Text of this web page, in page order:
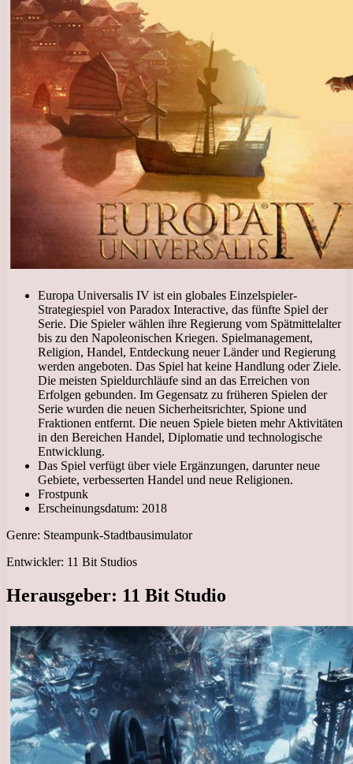
Europa Universalis IV ist ein globales Einzelspieler-
Strategiespiel von Paradox Interactive, das fünfte Spiel der
Serie. Die Spieler wählen ihre Regierung vom Spätmittelalter
bis zu den Napoleonischen Kriegen. Spielmanagement,
Religion, Handel, Entdeckung neuer Länder und Regierung
werden angeboten. Das Spiel hat keine Handlung oder Ziele.
Die meisten Spieldurchläufe sind an das Erreichen von
Erfolgen gebunden. Im Gegensatz zu früheren Spielen der
Serie wurden die neuen Sicherheitsrichter, Spione und
Fraktionen entfernt. Die neuen Spiele bieten mehr Aktivitäten
in den Bereichen Handel, Diplomatie und technologische
Entwicklung.
Das Spiel verfügt über viele Ergänzungen, darunter neue
Gebiete, verbesserten Handel und neue Religionen.
Frostpunk
Erscheinungsdatum: 2018
Genre: Steampunk-Stadtbausimulator
Entwickler: 11 Bit Studios
Herausgeber: 11 Bit Studio